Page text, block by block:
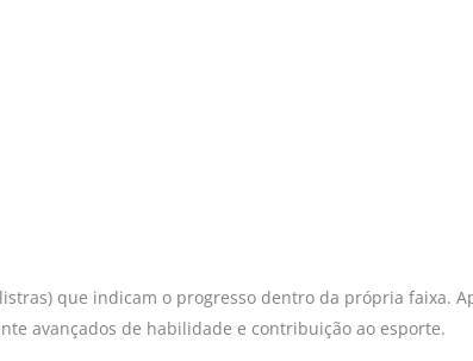
que indicam o progresso dentro da própria faixa.
avançados de habilidade e contribuição ao esporte.